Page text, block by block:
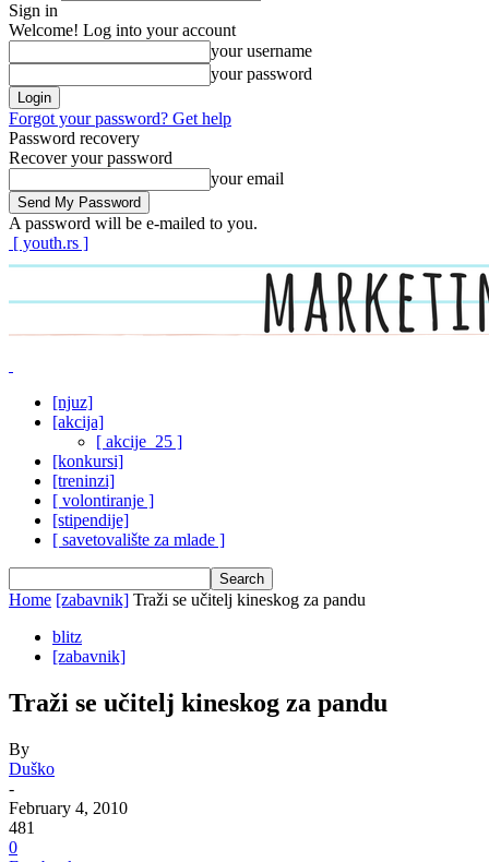
Sign in
Welcome! Log into your account
your username
your password
Forgot your password? Get help
Password recovery
Recover your password
your email
A password will be e-mailed to you.
[ youth.rs ]
[njuz]
[akcija]
[ akcije_25 ]
[konkursi]
[treninzi]
[ volontiranje ]
[stipendije]
[ savetovalište za mlade ]
Home [zabavnik] Traži se učitelj kineskog za pandu
blitz
[zabavnik]
Traži se učitelj kineskog za pandu
By
Duško
-
February 4, 2010
481
0